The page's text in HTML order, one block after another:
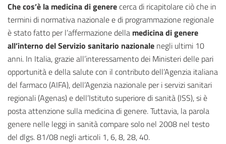
Che cos’è la medicina di generecerca di ricapitolare ciò che in
termini di normativa nazionale e di programmazione regionale
è stato fatto per l’affermazione della medicina di genere
all’interno del Servizio sanitario nazionale negli ultimi 10
anni. In Italia, grazie all’interessamento dei Ministeri delle pari
opportunità e della salute con il contributo dell’Agenzia italiana
del farmaco (AIFA), dell’Agenzia nazionale per i servizi sanitari
regionali (Agenas) e dell’Istituto superiore di sanità (ISS), si è
posta attenzione sulla medicina di genere. Tuttavia, la parola
genere nelle leggi in sanità compare solo nel 2008 nel testo
del dlgs. 81/08 negli articoli 1, 6, 8, 28, 40.